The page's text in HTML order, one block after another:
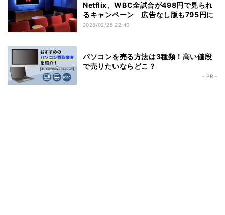
Netflix、WBC全試合が498円で見られ
るキャンペーン 広告なし版も795円に
2026/02/25 22:40
パソコンを売る方法は3種類！高い値段
で売りたいならどこ？
- PR -